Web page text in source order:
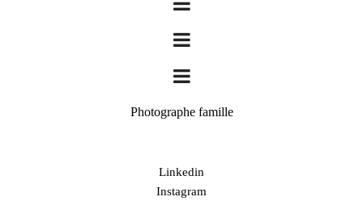
Photographe famille
Linkedin
Instagram